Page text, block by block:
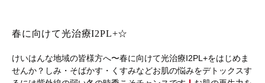
春に向けて光治療I2PL+☆
けいはんな地域の皆様方へ〜春に向けて光治療I2PL+をはじめま
せんか？しみ・そばかす・くすみなどお肌の悩みをデトックスす